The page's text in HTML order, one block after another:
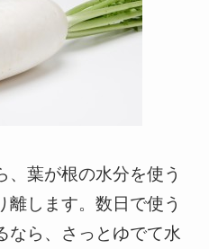
、葉が根の水分を使う
離します。数日で使う
なら、さっとゆでて水